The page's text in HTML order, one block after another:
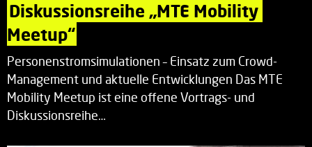
Diskussionsreihe „MTE Mobility
Meetup“
Personenstromsimulationen – Einsatz zum Crowd-
Management und aktuelle Entwicklungen Das MTE
Mobility Meetup ist eine offene Vortrags- und
Diskussionsreihe…